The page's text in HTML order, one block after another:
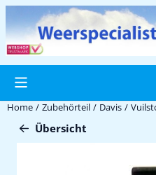
Cookie-Einstellungen
Home / Zubehörteil / Davis /
Übersicht